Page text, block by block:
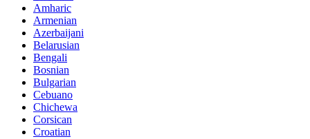
Amharic
Armenian
Azerbaijani
Belarusian
Bengali
Bosnian
Bulgarian
Cebuano
Chichewa
Corsican
Croatian